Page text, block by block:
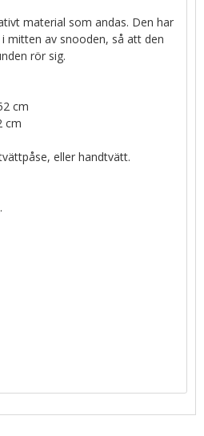
material som andas. Den har
mitten av snooden, så att den
rör sig.
cm
cm
eller handtvätt.
.